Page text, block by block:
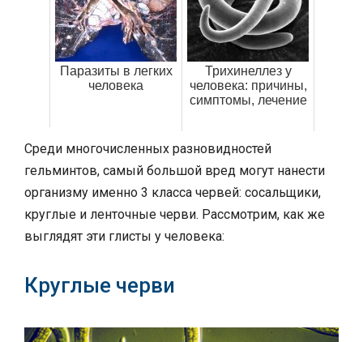
Паразиты в легких
человека
Трихинеллез у
человека: причины,
симптомы, лечение
Среди многочисленных разновидностей
гельминтов, самый большой вред могут нанести
организму именно 3 класса червей: сосальщики,
круглые и ленточные черви. Рассмотрим, как же
выглядят эти глисты у человека:
Круглые черви